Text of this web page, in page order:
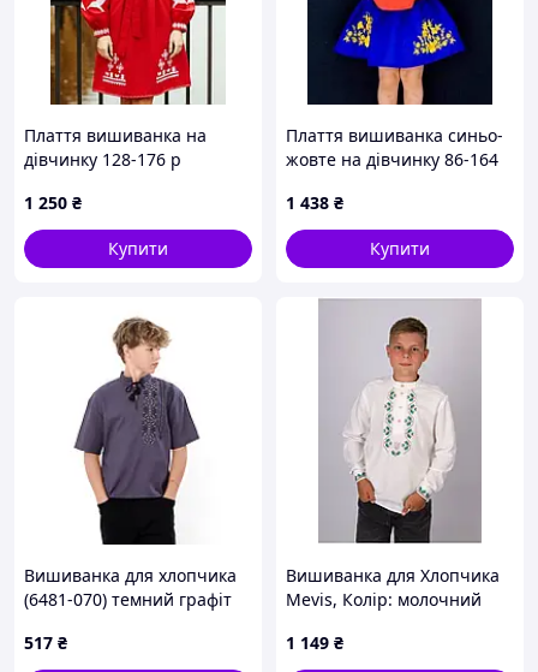
Плаття вишиванка на
дівчинку 128-176 р
1 250 ₴
Купити
Плаття вишиванка синьо-
жовте на дівчинку 86-164
1 438 ₴
Купити
Вишиванка для хлопчика
(6481-070) темний графіт
517 ₴
Вишиванка для Хлопчика
Mevis, Колір: молочний
1 149 ₴